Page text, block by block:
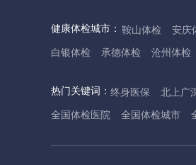
健康体检城市： 鞍山体检 安庆
白银体检
承德体检 沧州体检
抚州体检
佛山体检 防城港体
哈尔滨体检
淮安体检 杭州体
河池体检
海口体检 汉中体检
热门关键词： 终身医保 北上广
全国体检医院
全国体检城市